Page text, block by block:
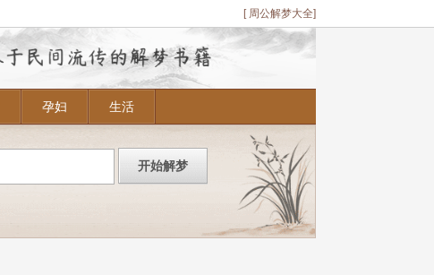
[ 周公解梦大全]
孕妇 生活